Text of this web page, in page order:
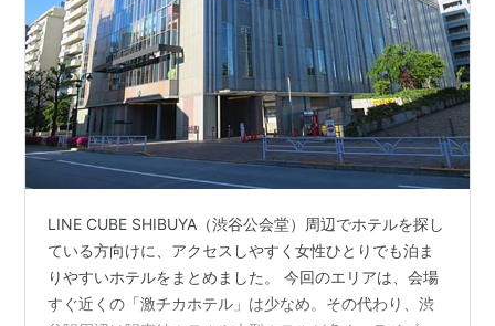
LINE CUBE SHIBUYA（渋谷公会堂）周辺でホテルを探し
ている方向けに、アクセスしやすく女性ひとりでも泊ま
りやすいホテルをまとめました。 今回のエリアは、会場
すぐ近くの「激チカホテル」は少なめ。その代わり、渋